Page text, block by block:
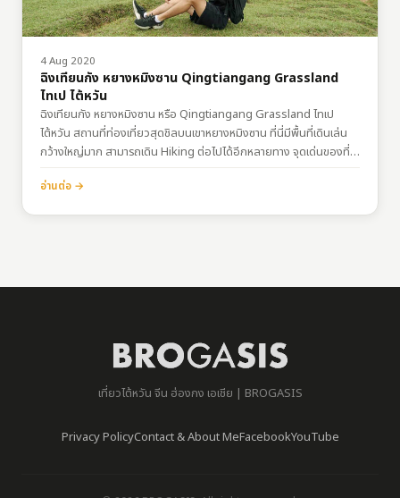
4 Aug 2020
ฉิงเทียนกัง หยางหมิงซาน Qingtiangang Grassland
ไทเป ไต้หวัน
ฉิงเทียนกัง หยางหมิงซาน หรือ Qingtiangang Grassland ไทเป
ไต้หวัน สถานที่ท่องเที่ยวสุดชิลบนเขาหยางหมิงซาน ที่นี่มีพื้นที่เดินเล่น
กว้างใหญ่มาก สามารถเดิน Hiking ต่อไปได้อีกหลายทาง จุดเด่นของที่นี่
ก็คือเป็นเนินทุ่งหญ้ากว้างใหญ่มาก มีน้องควายอาศัยอยู่ทั่วบริเวณ ทื่
สำคัญอากาศดีมากกกก แม้ว่าด้านล่างในเมืองอากาศจะร้อน 40 องศา
อ่านต่อ →
เที่ยวไต้หวัน จีน ฮ่องกง เอเชีย | BROGASIS
Privacy PolicyContact & About MeFacebookYouTube